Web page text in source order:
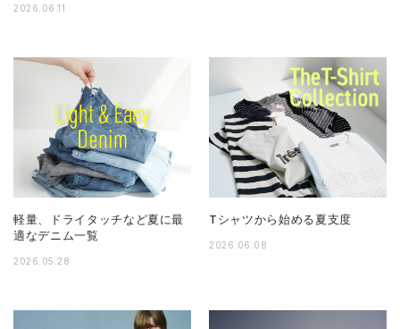
2026.06.11
軽量、ドライタッチなど夏に最
適なデニム一覧
2026.05.28
Tシャツから始める夏支度
2026.06.08